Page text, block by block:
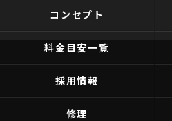
コンセプト
料金目安一覧
採用情報
修理